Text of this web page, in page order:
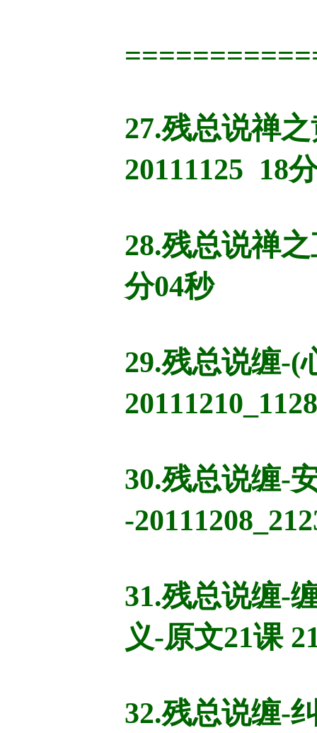
27.残总说禅
20111125 18
28.残总说禅
分04秒
29.残总说缠-(
30.残总说缠-
-
31.残总说缠-
义-原文21课
32.残总说缠-